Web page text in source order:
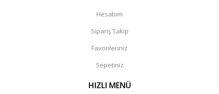
Hesabım
Sipariş Takip
Favorileriniz
Sepetiniz
HIZLI MENÜ